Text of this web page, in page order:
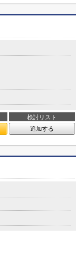
検討リスト
追加する